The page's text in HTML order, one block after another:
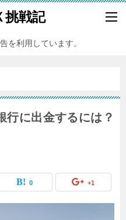
挑戦記
を利用しています。
行に出金するには？
0 +1